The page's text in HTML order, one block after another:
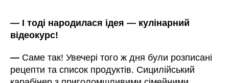
— І тоді народилася ідея— кулінарний
відеокурс!
— Саме так! Увечері того ж дня були розписані
рецепти та список продуктів. Сицилійський